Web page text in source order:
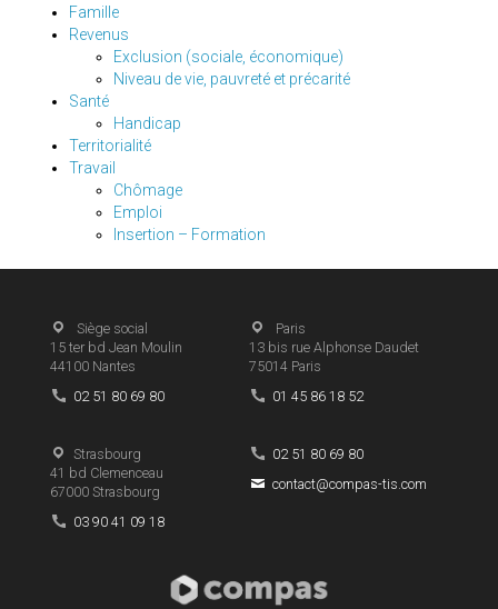
Famille
Revenus
Exclusion (sociale, économique)
Niveau de vie, pauvreté et précarité
Santé
Handicap
Territorialité
Travail
Chômage
Emploi
Insertion – Formation
Siège social
15 ter bd Jean Moulin
44100 Nantes
02 51 80 69 80
Paris
13 bis rue Alphonse Daudet
75014 Paris
01 45 86 18 52
Strasbourg
41 bd Clemenceau
67000 Strasbourg
03 90 41 09 18
02 51 80 69 80
contact@compas-tis.com